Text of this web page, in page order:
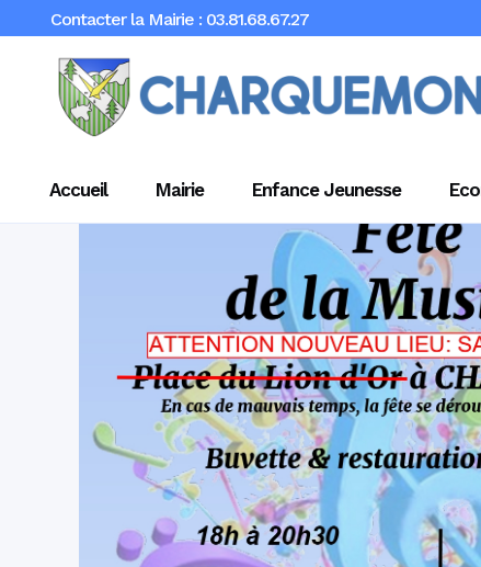
Contacter la Mairie : 03.81.68.67.27
Accueil Mairie Enfance Jeunesse